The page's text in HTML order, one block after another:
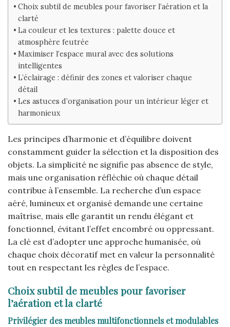
Choix subtil de meubles pour favoriser l’aération et la
clarté
La couleur et les textures : palette douce et
atmosphère feutrée
Maximiser l’espace mural avec des solutions
intelligentes
L’éclairage : définir des zones et valoriser chaque
détail
Les astuces d’organisation pour un intérieur léger et
harmonieux
Les principes d’harmonie et d’équilibre doivent
constamment guider la sélection et la disposition des
objets. La simplicité ne signifie pas absence de style,
mais une organisation réfléchie où chaque détail
contribue à l’ensemble. La recherche d’un espace
aéré, lumineux et organisé demande une certaine
maîtrise, mais elle garantit un rendu élégant et
fonctionnel, évitant l’effet encombré ou oppressant.
La clé est d’adopter une approche humanisée, où
chaque choix décoratif met en valeur la personnalité
tout en respectant les règles de l’espace.
Choix subtil de meubles pour favoriser
l’aération et la clarté
Privilégier des meubles multifonctionnels et modulables